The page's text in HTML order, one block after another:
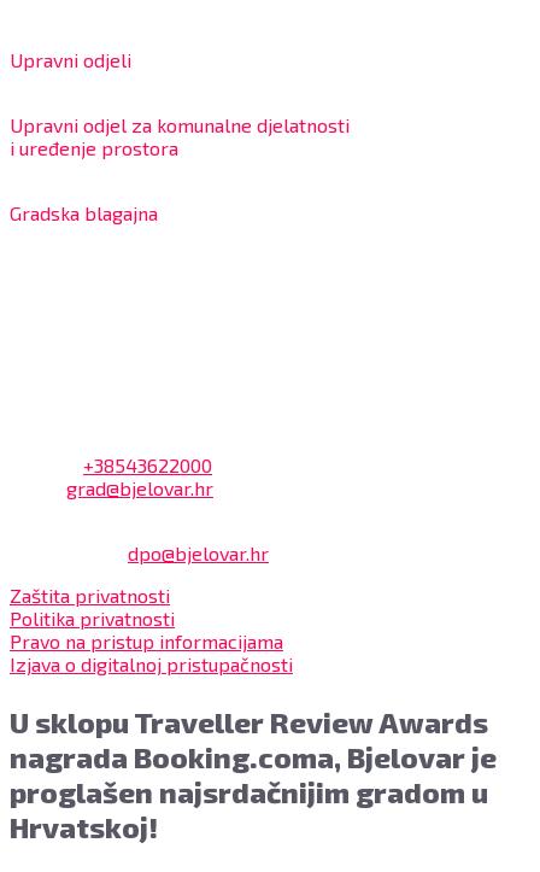
Upravni odjeli
Upravni odjel za komunalne djelatnosti
i uređenje prostora
Gradska blagajna
+38543622000
grad@bjelovar.hr
dpo@bjelovar.hr
Zaštita privatnosti
Politika privatnosti
Pravo na pristup informacijama
Izjava o digitalnoj pristupačnosti
U sklopu Traveller Review Awards
nagrada Booking.coma, Bjelovar je
proglašen najsrdačnijim gradom u
Hrvatskoj!